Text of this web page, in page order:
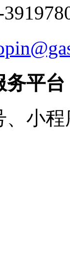
务平台
小